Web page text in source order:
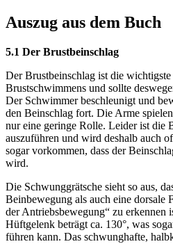
Auszug aus dem Buch
5.1 Der Brustbeinschlag
Der Brustbeinschlag ist die
Brustschwimmens und sollte
Der Schwimmer beschleunigt und
den Beinschlag fort. Die Arme
nur eine geringe Rolle. Leider ist die
auszuführen und wird deshalb auch
sogar vorkommen, dass der
wird.
Die Schwunggrätsche sieht so aus,
Beinbewegung als auch eine dorsale
der Antriebsbewegung“ zu erkennen
Hüftgelenk beträgt ca. 130°, was
führen kann. Das schwunghafte,